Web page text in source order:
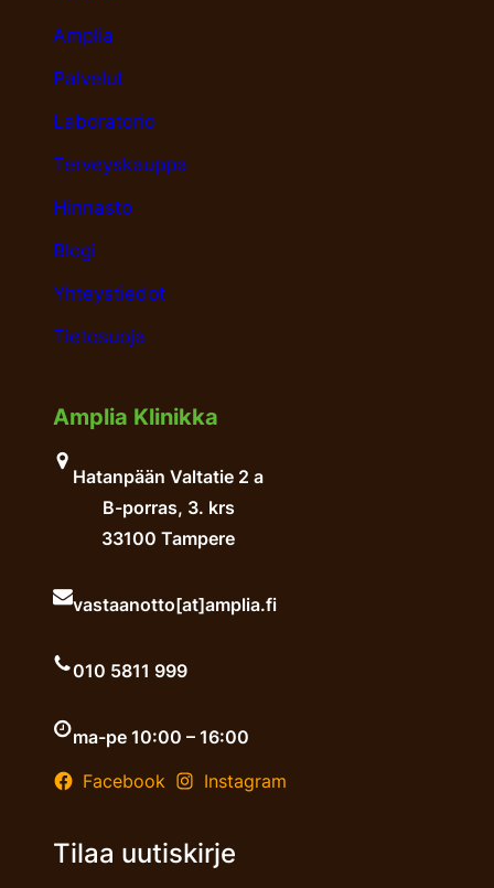
Amplia
Palvelut
Laboratorio
Terveyskauppa
Hinnasto
Blogi
Yhteystiedot
Tietosuoja
Amplia Klinikka
Hatanpään Valtatie 2 a
B-porras, 3. krs
33100 Tampere
vastaanotto[at]amplia.fi
010 5811 999
ma-pe 10:00 – 16:00
Facebook
Instagram
Tilaa uutiskirje